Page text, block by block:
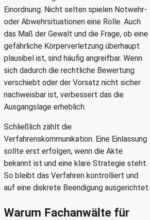
Einordnung. Nicht selten spielen Notwehr-
oder Abwehrsituationen eine Rolle. Auch
das Maß der Gewalt und die Frage, ob eine
gefährliche Körperverletzung überhaupt
plausibel ist, sind häufig angreifbar. Wenn
sich dadurch die rechtliche Bewertung
verschiebt oder der Vorsatz nicht sicher
nachweisbar ist, verbessert das die
Ausgangslage erheblich.
Schließlich zählt die
Verfahrenskommunikation. Eine Einlassung
sollte erst erfolgen, wenn die Akte
bekannt ist und eine klare Strategie steht.
So bleibt das Verfahren kontrolliert und
auf eine diskrete Beendigung ausgerichtet.
Warum Fachanwälte für